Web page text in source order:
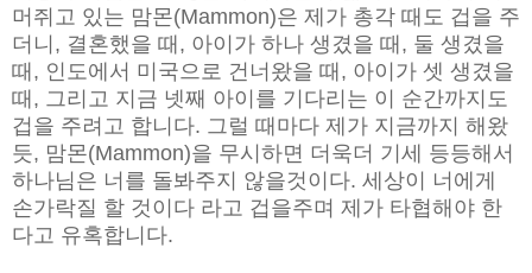
머쥐고 있는 맘몬(Mammon)은 제가 총각 때도 겁을 주
더니, 결혼했을 때, 아이가 하나 생겼을 때, 둘 생겼을
때, 인도에서 미국으로 건너왔을 때, 아이가 셋 생겼을
때, 그리고 지금 넷째 아이를 기다리는 이 순간까지도
겁을 주려고 합니다. 그럴 때마다 제가 지금까지 해왔
듯, 맘몬(Mammon)을 무시하면 더욱더 기세 등등해서
하나님은 너를 돌봐주지 않을것이다. 세상이 너에게
손가락질 할 것이다 라고 겁을주며 제가 타협해야 한
다고 유혹합니다.